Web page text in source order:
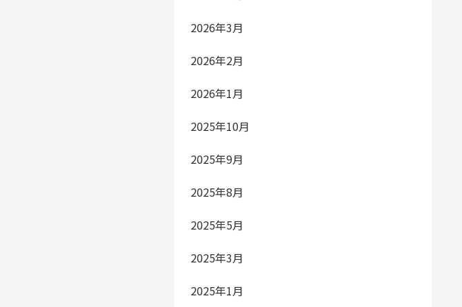
2026年3月
2026年2月
2026年1月
2025年10月
2025年9月
2025年8月
2025年5月
2025年3月
2025年1月